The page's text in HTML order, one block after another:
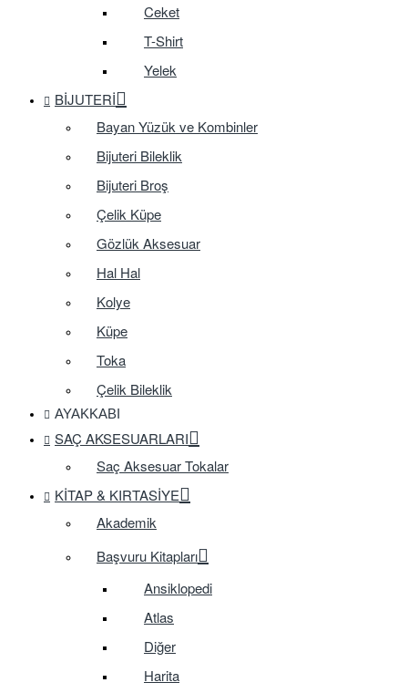
Ceket
T-Shirt
Yelek
BIJUTERI
Bayan Yüzük ve Kombinler
Bijuteri Bileklik
Bijuteri Broş
Çelik Küpe
Gözlük Aksesuar
Hal Hal
Kolye
Küpe
Toka
Çelik Bileklik
AYAKKABI
SAÇ AKSESUARLARI
Saç Aksesuar Tokalar
KITAP & KIRTASIYE
Akademik
Başvuru Kitapları
Ansiklopedi
Atlas
Diğer
Harita